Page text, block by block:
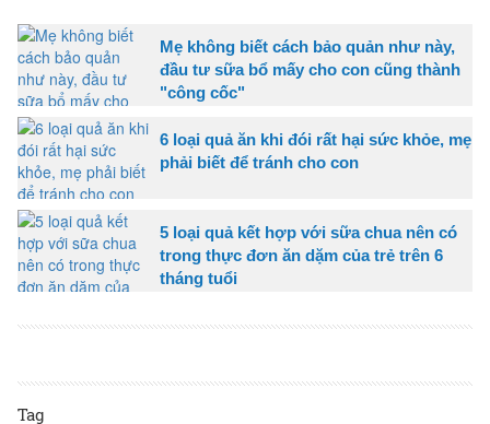
Mẹ không biết cách bảo quản như này,
đầu tư sữa bổ mấy cho con cũng thành
"công cốc"
6 loại quả ăn khi đói rất hại sức khỏe, mẹ
phải biết để tránh cho con
5 loại quả kết hợp với sữa chua nên có
trong thực đơn ăn dặm của trẻ trên 6
tháng tuổi
Tag